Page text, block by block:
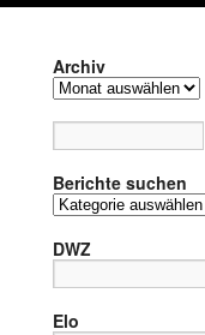
Archiv
Archiv
Berichte suchen
Berichte
DWZ
Elo